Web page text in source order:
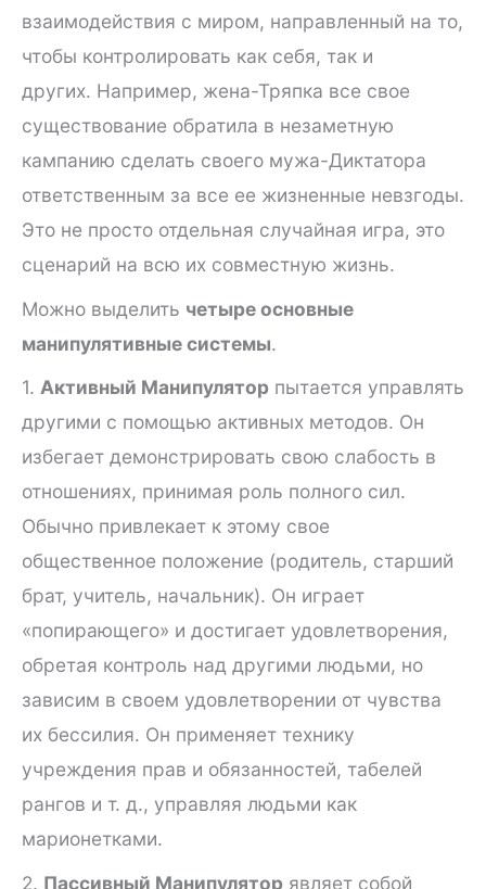
взаимодействия с миром, направленный на то,
чтобы контролировать как себя, так и
других. Например, жена-Тряпка все свое
существование обратила в незаметную
кампанию сделать своего мужа-Диктатора
ответственным за все ее жизненные невзгоды.
Это не просто отдельная случайная игра, это
сценарий на всю их совместную жизнь.
Можно выделить четыре основные
манипулятивные системы.
1. Активный Манипулятор пытается управлять
другими с помощью активных методов. Он
избегает демонстрировать свою слабость в
отношениях, принимая роль полного сил.
Обычно привлекает к этому свое
общественное положение (родитель, старший
брат, учитель, начальник). Он играет
«попирающего» и достигает удовлетворения,
обретая контроль над другими людьми, но
зависим в своем удовлетворении от чувства
их бессилия. Он применяет технику
учреждения прав и обязанностей, табелей
рангов и т. д., управляя людьми как
марионетками.
2. Пассивный Манипулятор являет собой